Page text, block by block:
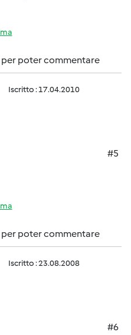
per poter commentare
Iscritto : 17.04.2010
#5
per poter commentare
Iscritto : 23.08.2008
#6